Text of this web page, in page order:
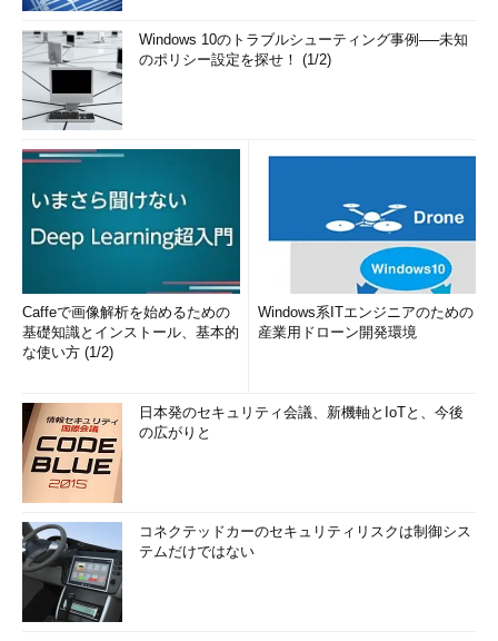
Windows 10のトラブルシューティング事例──未知
のポリシー設定を探せ！ (1/2)
Caffeで画像解析を始めるための
基礎知識とインストール、基本的
な使い方 (1/2)
Windows系ITエンジニアのための
産業用ドローン開発環境
日本発のセキュリティ会議、新機軸とIoTと、今後
の広がりと
コネクテッドカーのセキュリティリスクは制御シス
テムだけではない